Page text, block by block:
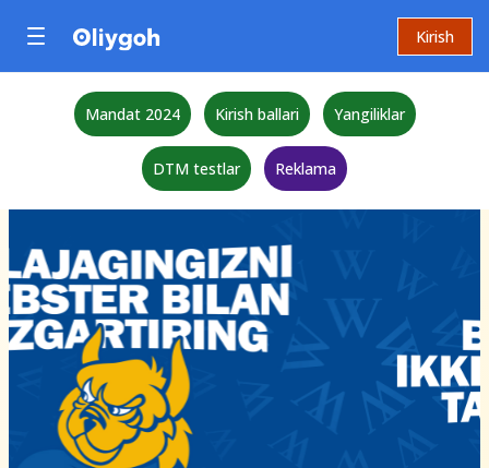
Kirish
Mandat 2024 Kirish ballari Yangiliklar
DTM testlar Reklama